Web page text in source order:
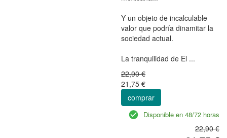
Y un objeto de incalculable
valor que podría dinamitar la
sociedad actual.
La tranquilidad de El ...
22,90 €
21,75 €
comprar
Disponible en 48/72 horas
22,90 €